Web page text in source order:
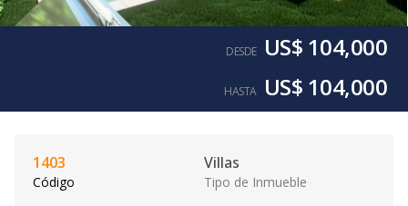
DESDE US$ 104,000
HASTA US$ 104,000
1403
Código
Villas
Tipo de Inmueble